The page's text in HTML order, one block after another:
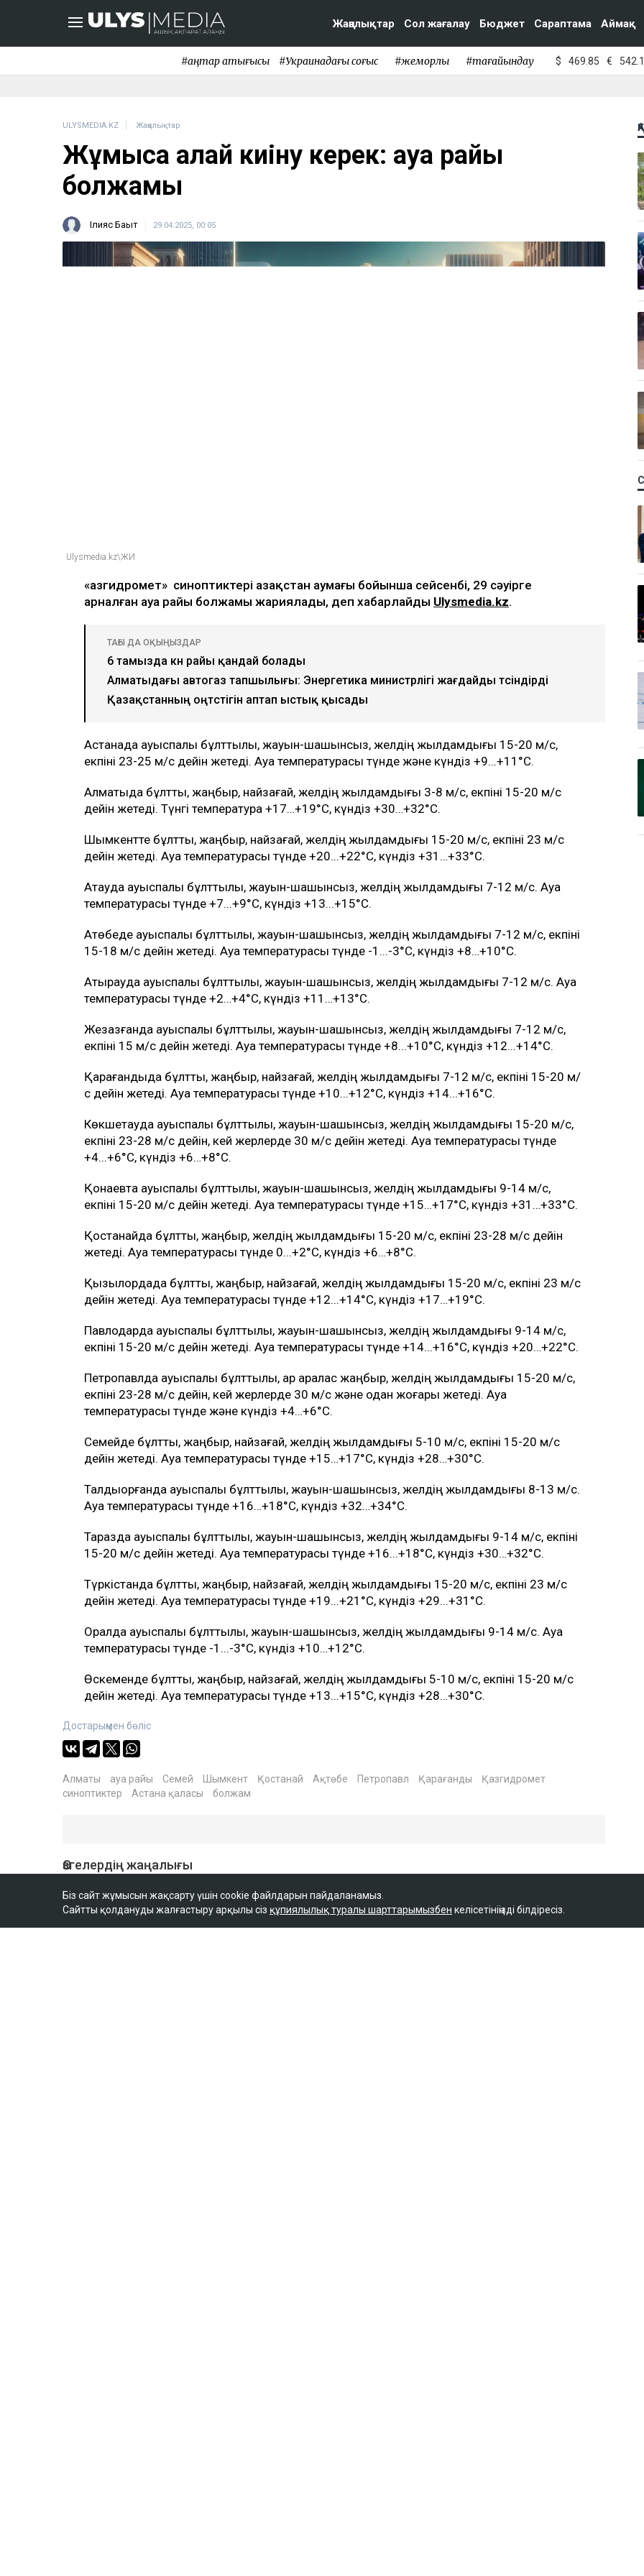
Жаңалықтар Сол жағалау Бюджет Сараптама Аймақ
#қаңтар қақтығысы #Украинадағы соғыс #жемқорлық #тағайындау $ 469.85 €
ULYSMEDIA.KZ Жаңалықтар
Жұмысқа қалай киіну керек: ауа райы
болжамы
Ілияс Бақыт 29.04.2025, 00:05
Ulysmedia.kz\ЖИ
«Қазгидромет» синоптиктері Қазақстан аумағы бойынша сейсенбі, 29 сәуірге
арналған ауа райы болжамы жариялады, деп хабарлайды Ulysmedia.kz.
ТАҒЫ ДА ОҚЫҢЫЗДАР
6 тамызда күн райы қандай болады
Алматыдағы автогаз тапшылығы: Энергетика министрлігі жағдайды түсіндірді
Қазақстанның оңтүстігін аптап ыстық қысады
Астанада ауыспалы бұлттылық, жауын-шашынсыз, желдің жылдамдығы 15-20 м/с,
екпіні 23-25 м/с дейін жетеді. Ауа температурасы түнде және күндіз +9...+11°C.
Алматыда бұлтты, жаңбыр, найзағай, желдің жылдамдығы 3-8 м/с, екпіні 15-20 м/с
дейін жетеді. Түнгі температура +17…+19°C, күндіз +30…+32°C.
Шымкентте бұлтты, жаңбыр, найзағай, желдің жылдамдығы 15-20 м/с, екпіні 23 м/с
дейін жетеді. Ауа температурасы түнде +20...+22°C, күндіз +31…+33°C.
Ақтауда ауыспалы бұлттылық, жауын-шашынсыз, желдің жылдамдығы 7-12 м/с. Ауа
температурасы түнде +7...+9°C, күндіз +13...+15°C.
Ақтөбеде ауыспалы бұлттылық, жауын-шашынсыз, желдің жылдамдығы 7-12 м/с, екпіні
15-18 м/с дейін жетеді. Ауа температурасы түнде -1...-3°C, күндіз +8…+10°C.
Атырауда ауыспалы бұлттылық, жауын-шашынсыз, желдің жылдамдығы 7-12 м/с. Ауа
температурасы түнде +2…+4°C, күндіз +11…+13°C.
Жезқазғанда ауыспалы бұлттылық, жауын-шашынсыз, желдің жылдамдығы 7-12 м/с,
екпіні 15 м/с дейін жетеді. Ауа температурасы түнде +8...+10°C, күндіз +12...+14°C.
Қарағандыда бұлтты, жаңбыр, найзағай, желдің жылдамдығы 7-12 м/с, екпіні 15-20 м/
с дейін жетеді. Ауа температурасы түнде +10...+12°C, күндіз +14...+16°C.
Көкшетауда ауыспалы бұлттылық, жауын-шашынсыз, желдің жылдамдығы 15-20 м/с,
екпіні 23-28 м/с дейін, кей жерлерде 30 м/с дейін жетеді. Ауа температурасы түнде
+4...+6°C, күндіз +6…+8°C.
Қонаевта ауыспалы бұлттылық, жауын-шашынсыз, желдің жылдамдығы 9-14 м/с,
екпіні 15-20 м/с дейін жетеді. Ауа температурасы түнде +15…+17°C, күндіз +31…+33°C.
Қостанайда бұлтты, жаңбыр, желдің жылдамдығы 15-20 м/с, екпіні 23-28 м/с дейін
жетеді. Ауа температурасы түнде 0...+2°C, күндіз +6…+8°C.
Қызылордада бұлтты, жаңбыр, найзағай, желдің жылдамдығы 15-20 м/с, екпіні 23 м/с
дейін жетеді. Ауа температурасы түнде +12...+14°C, күндіз +17…+19°C.
Павлодарда ауыспалы бұлттылық, жауын-шашынсыз, желдің жылдамдығы 9-14 м/с,
екпіні 15-20 м/с дейін жетеді. Ауа температурасы түнде +14...+16°C, күндіз +20…+22°C.
Петропавлда ауыспалы бұлттылық, қар аралас жаңбыр, желдің жылдамдығы 15-20 м/с,
екпіні 23-28 м/с дейін, кей жерлерде 30 м/с және одан жоғары жетеді. Ауа
температурасы түнде және күндіз +4…+6°C.
Семейде бұлтты, жаңбыр, найзағай, желдің жылдамдығы 5-10 м/с, екпіні 15-20 м/с
дейін жетеді. Ауа температурасы түнде +15…+17°C, күндіз +28…+30°C.
Талдықорғанда ауыспалы бұлттылық, жауын-шашынсыз, желдің жылдамдығы 8-13 м/с.
Ауа температурасы түнде +16…+18°C, күндіз +32…+34°C.
Таразда ауыспалы бұлттылық, жауын-шашынсыз, желдің жылдамдығы 9-14 м/с, екпіні
15-20 м/с дейін жетеді. Ауа температурасы түнде +16...+18°C, күндіз +30…+32°C.
Түркістанда бұлтты, жаңбыр, найзағай, желдің жылдамдығы 15-20 м/с, екпіні 23 м/с
дейін жетеді. Ауа температурасы түнде +19...+21°C, күндіз +29...+31°C.
Оралда ауыспалы бұлттылық, жауын-шашынсыз, желдің жылдамдығы 9-14 м/с. Ауа
температурасы түнде -1...-3°C, күндіз +10…+12°C.
Өскеменде бұлтты, жаңбыр, найзағай, желдің жылдамдығы 5-10 м/с, екпіні 15-20 м/с
дейін жетеді. Ауа температурасы түнде +13...+15°C, күндіз +28…+30°C.
Достарыңмен бөліс
Алматы ауа райы Семей Шымкент Қостанай Ақтөбе Петропавл Қарағанды
Қазгидромет
синоптиктер
Астана қаласы болжам
Біз сайт жұмысын жақсарту үшін cookie файлдарын пайдаланамыз.
Сайтты қолдануды жалғастыру арқылы сіз құпиялылық туралы шарттарымызбен келісетініңізді білдіресіз.